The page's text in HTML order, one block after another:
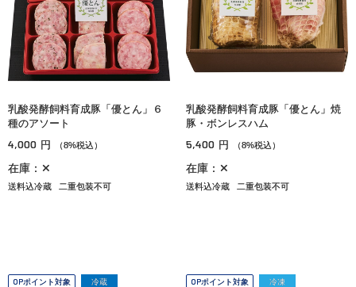
乳酸発酵飼料育成豚「優とん」６
種のアソート
4,000 円 （8%税込）
在庫：✕
送料込冷蔵 二重包装不可
乳酸発酵飼料育成豚「優とん」焼
豚・ボンレスハム
5,400 円 （8%税込）
在庫：✕
送料込冷蔵 二重包装不可
OPポイント対象 冷蔵 OPポイント対象 冷凍